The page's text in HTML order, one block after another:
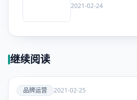
2021-02-24
继续阅读
爱
品牌运营 2021-02-25